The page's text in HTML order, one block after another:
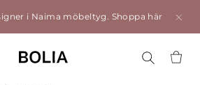
i Naima möbeltyg. Shoppa här